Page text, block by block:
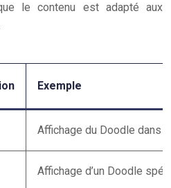
le contenu est adapté aux
Exemple
Affichage du Doodle dans
Affichage d’un Doodle